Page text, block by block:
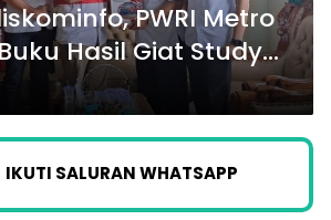
PWRI Metro
Hasil Giat Study
Tasikmalaya Jawa
IKUTI SALURAN WHATSAPP